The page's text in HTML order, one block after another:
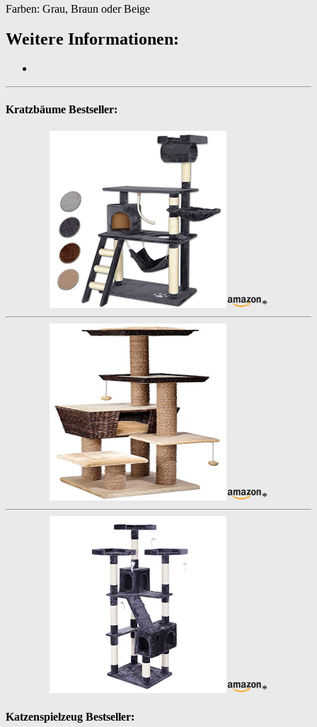
Farben: Grau, Braun oder Beige
Weitere Informationen:
Kratzbäume Bestseller:
*
*
*
Katzenspielzeug Bestseller: